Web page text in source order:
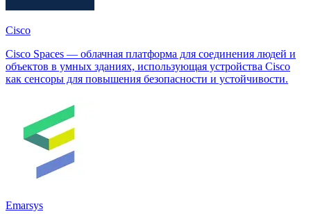
Cisco
Cisco Spaces — облачная платформа для соединения людей и
объектов в умных зданиях, использующая устройства Cisco
как сенсоры для повышения безопасности и устойчивости.
Emarsys